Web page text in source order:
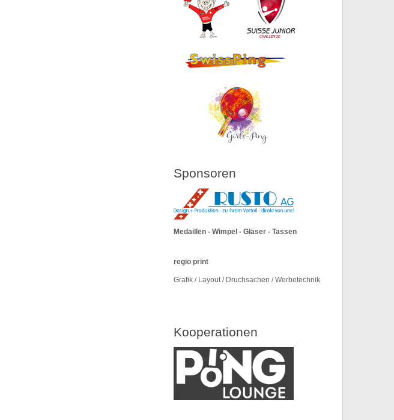
Sponsoren
Medaillen - Wimpel - Gläser - Tassen
regio print
Grafik / Layout / Druchsachen / Werbetechnik
Kooperationen